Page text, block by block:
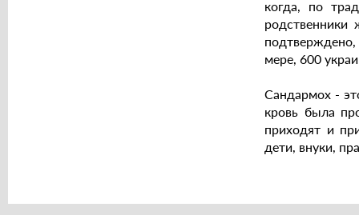
когда, по
родственники
мере, 600
Сандармох -
кровь была
приходят и
дети, внуки,